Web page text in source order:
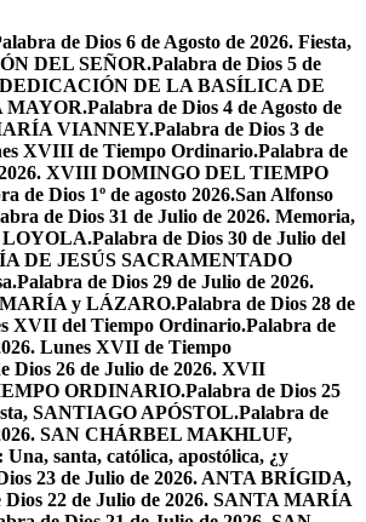
de Dios 6 de Agosto de 2026. Fiesta,
DEL SEÑOR.Palabra de Dios 5 de
DEDICACIÓN DE LA BASÍLICA DE
MAYOR.Palabra de Dios 4 de Agosto de
VIANNEY.Palabra de Dios 3 de
XVIII de Tiempo Ordinario.Palabra de
2026. XVIII DOMINGO DEL TIEMPO
de Dios 1º de agosto 2026.San Alfonso
de Dios 31 de Julio de 2026. Memoria,
LOYOLA.Palabra de Dios 30 de Julio del
DE JESÚS SACRAMENTADO
Palabra de Dios 29 de Julio de 2026.
y LÁZARO.Palabra de Dios 28 de
XVII del Tiempo Ordinario.Palabra de
Lunes XVII de Tiempo
Dios 26 de Julio de 2026. XVII
ORDINARIO.Palabra de Dios 25
SANTIAGO APÓSTOL.Palabra de
SAN CHÁRBEL MAKHLUF,
santa, católica, apostólica, ¿y
23 de Julio de 2026. ANTA BRÍGIDA,
Dios 22 de Julio de 2026. SANTA MARÍA